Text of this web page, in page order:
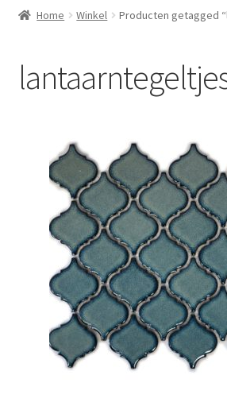
Mozaïekvellen
Contact
Home Winkel Producten getagged